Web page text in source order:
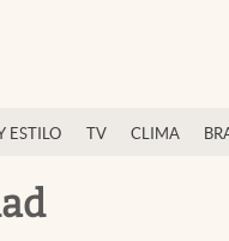
ESTILO TV CLIMA